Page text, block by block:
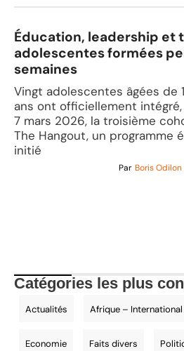
Éducation, leadership et
adolescentes formées
semaines
Vingt adolescentes âgées de
ans ont officiellement
7 mars 2026, la troisième
The Hangout, un programme
initié
Par Boris Odilon
Catégories les plus
Actualités Afrique – International
Economie Faits divers